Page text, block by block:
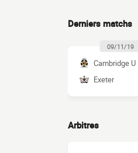
Derniers matchs
09/11/19
Cambridge U
Exeter
Arbitres